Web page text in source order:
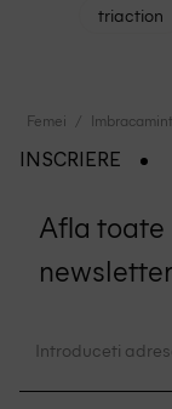
triaction
Femei
INSCRIERE
Afla